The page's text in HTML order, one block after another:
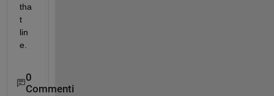
tha
t
lin
e.
0
Commenti